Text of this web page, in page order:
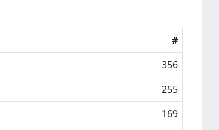
#
356
255
169